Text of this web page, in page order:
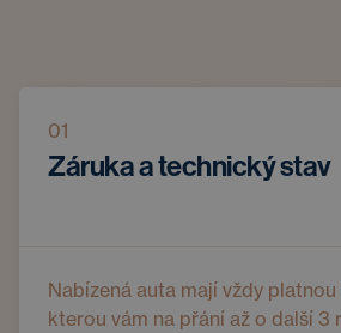
01
Záruka a technický stav
Nabízená auta mají vždy
kterou vám na přání až o další 3